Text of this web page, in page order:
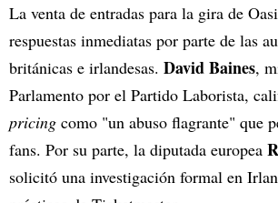
La venta de entradas para la gira de
respuestas inmediatas por parte de las
británicas e irlandesas. David Baines,
Parlamento por el Partido Laborista,
pricing como "un abuso flagrante" que
fans. Por su parte, la diputada europea
solicitó una investigación formal en